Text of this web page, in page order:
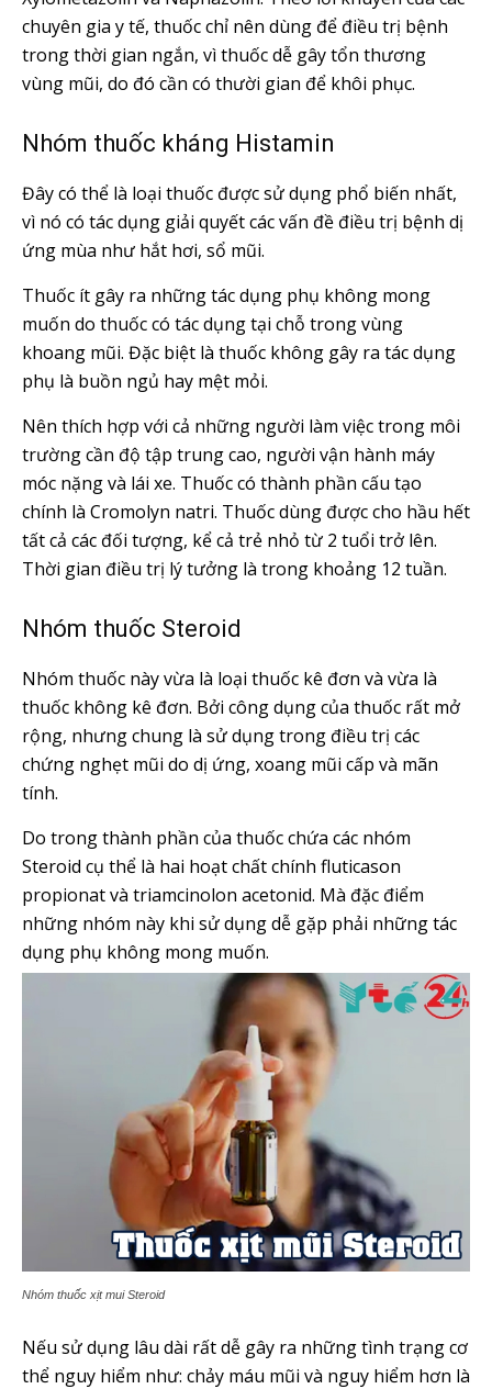
chuyên gia y tế, thuốc chỉ nên dùng để điều trị bệnh
trong thời gian ngắn, vì thuốc dễ gây tổn thương
vùng mũi, do đó cần có thười gian để khôi phục.
Nhóm thuốc kháng Histamin
Đây có thể là loại thuốc được sử dụng phổ biến nhất,
vì nó có tác dụng giải quyết các vấn đề điều trị bệnh dị
ứng mùa như hắt hơi, sổ mũi.
Thuốc ít gây ra những tác dụng phụ không mong
muốn do thuốc có tác dụng tại chỗ trong vùng
khoang mũi. Đặc biệt là thuốc không gây ra tác dụng
phụ là buồn ngủ hay mệt mỏi.
Nên thích hợp với cả những người làm việc trong môi
trường cần độ tập trung cao, người vận hành máy
móc nặng và lái xe. Thuốc có thành phần cấu tạo
chính là Cromolyn natri. Thuốc dùng được cho hầu hết
tất cả các đối tượng, kể cả trẻ nhỏ từ 2 tuổi trở lên.
Thời gian điều trị lý tưởng là trong khoảng 12 tuần.
Nhóm thuốc Steroid
Nhóm thuốc này vừa là loại thuốc kê đơn và vừa là
thuốc không kê đơn. Bởi công dụng của thuốc rất mở
rộng, nhưng chung là sử dụng trong điều trị các
chứng nghẹt mũi do dị ứng, xoang mũi cấp và mãn
tính.
Do trong thành phần của thuốc chứa các nhóm
Steroid cụ thể là hai hoạt chất chính fluticason
propionat và triamcinolon acetonid. Mà đặc điểm
những nhóm này khi sử dụng dễ gặp phải những tác
dụng phụ không mong muốn.
Nhóm thuốc xịt mui Steroid
Nếu sử dụng lâu dài rất dễ gây ra những tình trạng cơ
thể nguy hiểm như: chảy máu mũi và nguy hiểm hơn là